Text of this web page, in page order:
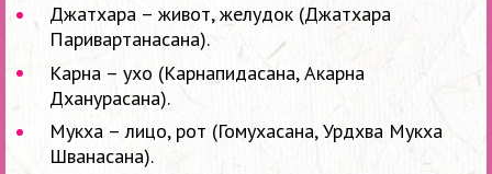
Джатхара – живот, желудок (Джатхара
Паривартанасана).
Карна – ухо (Карнапидасана, Акарна
Дханурасана).
Мукха – лицо, рот (Гомухасана, Урдхва Мукха
Шванасана).